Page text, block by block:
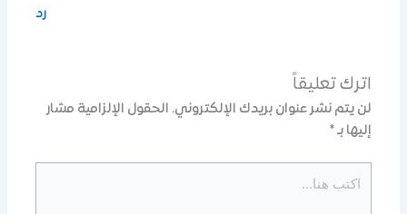
رد
اترك تعليقاً
لن يتم نشر عنوان بريدك الإلكتروني. الحقول الإلزامية مشار
إليها بـ*
هنا...